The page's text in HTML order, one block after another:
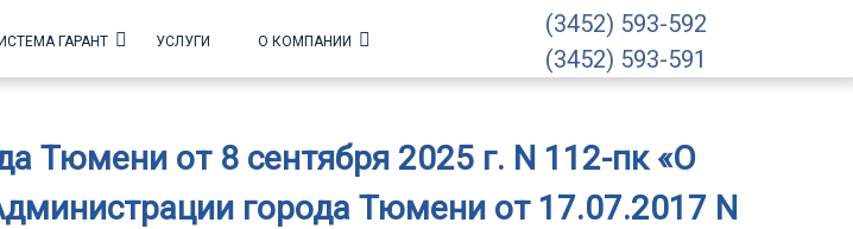
ГАРАНТ УСЛУГИ О КОМПАНИИ
(3452) 593-592
(3452) 593-591
Тюмени от 8 сентября 2025 г. N 112-пк «О
города Тюмени от 17.07.2017 N